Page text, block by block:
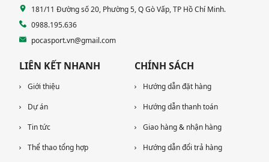
181/11 Đường số 20, Phường 5, Q Gò Vấp, TP Hồ Chí Minh.
0988.195.636
pocasport.vn@gmail.com
LIÊN KẾT NHANH
Giới thiệu
Dự án
Tin tức
Thể thao tổng hợp
CHÍNH SÁCH
Hướng dẫn đặt hàng
Hướng dẫn thanh toán
Giao hàng & nhận hàng
Hướng dẫn đổi trả hàng